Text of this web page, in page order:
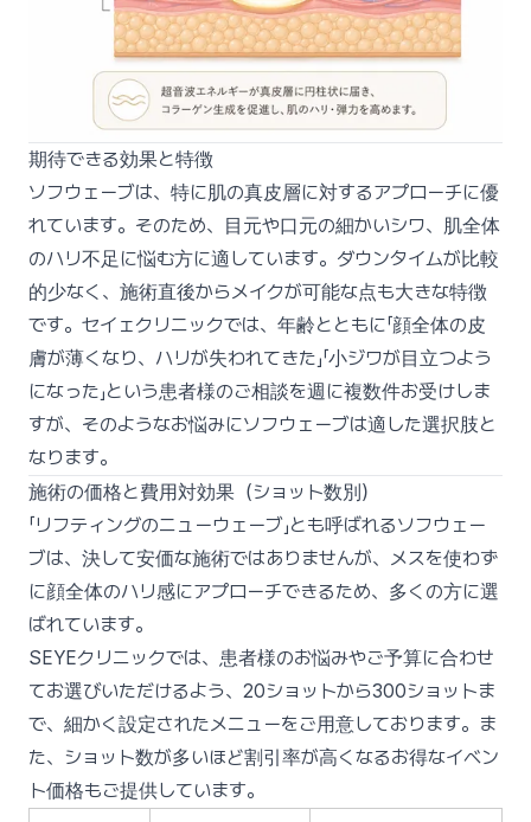
期待できる効果と特徴
ソフウェーブは、特に肌の真皮層に対するアプローチに優
れています。そのため、目元や口元の細かいシワ、肌全体
のハリ不足に悩む方に適しています。ダウンタイムが比較
的少なく、施術直後からメイクが可能な点も大きな特徴
です。セイェクリニックでは、年齢とともに「顔全体の皮
膚が薄くなり、ハリが失われてきた」「小ジワが目立つよう
になった」という患者様のご相談を週に複数件お受けしま
すが、そのようなお悩みにソフウェーブは適した選択肢と
なります。
施術の価格と費用対効果（ショット数別）
「リフティングのニューウェーブ」とも呼ばれるソフウェー
ブは、決して安価な施術ではありませんが、メスを使わず
に顔全体のハリ感にアプローチできるため、多くの方に選
ばれています。
SEYEクリニックでは、患者様のお悩みやご予算に合わせ
てお選びいただけるよう、20ショットから300ショットま
で、細かく設定されたメニューをご用意しております。ま
た、ショット数が多いほど割引率が高くなるお得なイベン
ト価格もご提供しています。